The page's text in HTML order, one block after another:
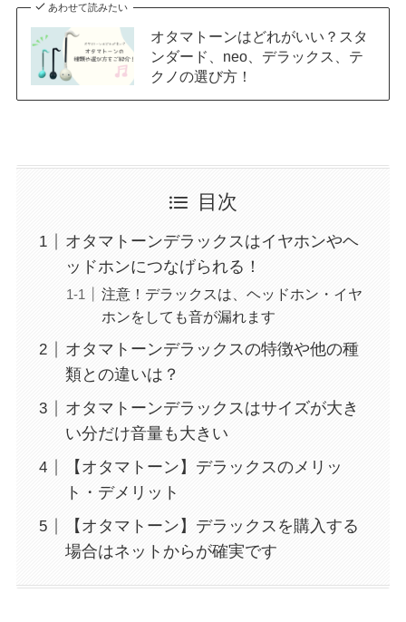
あわせて読みたい
オタマトーンはどれがいい？スタ
ンダード、neo、デラックス、テ
クノの選び方！
目次
オタマトーンデラックスはイヤホンやヘ
ッドホンにつなげられる！
注意！デラックスは、ヘッドホン・イヤ
ホンをしても音が漏れます
オタマトーンデラックスの特徴や他の種
類との違いは？
オタマトーンデラックスはサイズが大き
い分だけ音量も大きい
【オタマトーン】デラックスのメリッ
ト・デメリット
【オタマトーン】デラックスを購入する
場合はネットからが確実です